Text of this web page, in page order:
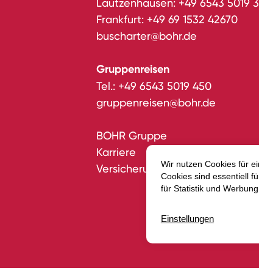
Lautzenhausen: +49 6543 5019
Frankfurt: +49 69 1532 42670
buscharter@bohr.de
Gruppenreisen
Tel.: +49 6543 5019 450
gruppenreisen@bohr.de
BOHR Gruppe
Karriere
Versicherungsvertrag widerrufen